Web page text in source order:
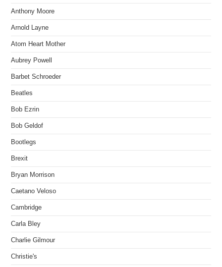
Anthony Moore
Arnold Layne
Atom Heart Mother
Aubrey Powell
Barbet Schroeder
Beatles
Bob Ezrin
Bob Geldof
Bootlegs
Brexit
Bryan Morrison
Caetano Veloso
Cambridge
Carla Bley
Charlie Gilmour
Christie's